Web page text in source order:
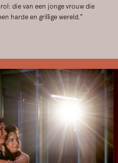
die van een jonge vrouw die
harde en grillige wereld."